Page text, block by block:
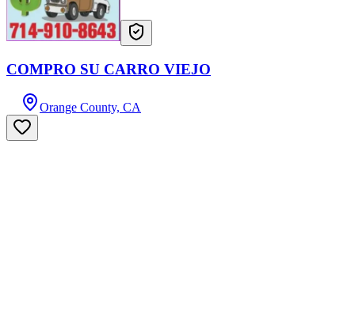
COMPRO SU CARRO VIEJO
Orange County, CA